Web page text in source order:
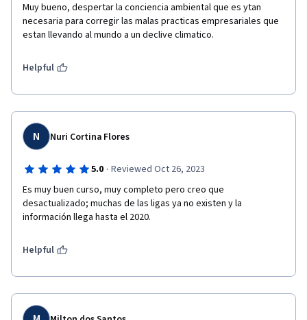
Muy bueno, despertar la conciencia ambiental que es ytan
necesaria para corregir las malas practicas empresariales que
estan llevando al mundo a un declive climatico.
Helpful
N Nuri Cortina Flores
5.0 · Reviewed Oct 26, 2023
Es muy buen curso, muy completo pero creo que
desactualizado; muchas de las ligas ya no existen y la
información llega hasta el 2020.
Helpful